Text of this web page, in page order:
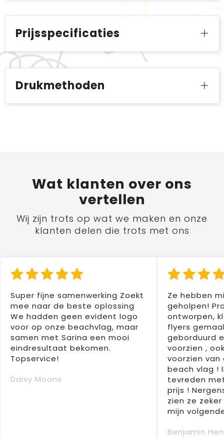
Prijsspecificaties
Drukmethoden
Wat klanten over ons
vertellen
Wij zijn trots op wat we maken en onze
klanten delen die trots met ons
Super fijne samenwerking Zoekt
mee naar de beste oplossing
We hadden geen evident logo
voor op onze beachvlag, maar
samen met Sarina een mooi
eindresultaat bekomen.
Topservice!
Daisy Moons
Ze hebben
geholpen!
ontworpen,
flyers
geborduurd
voorzien ,
voorzien
beach vlag !
tevreden
prijs !
zien ze
mijn
Benjamin